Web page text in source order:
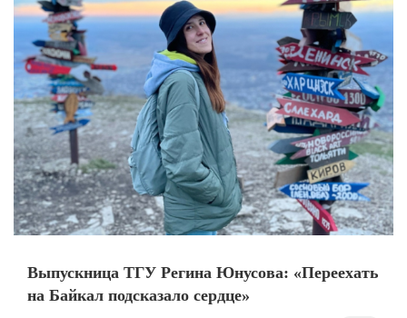
Выпускница ТГУ Регина Юнусова: «Переехать
на Байкал подсказало сердце»